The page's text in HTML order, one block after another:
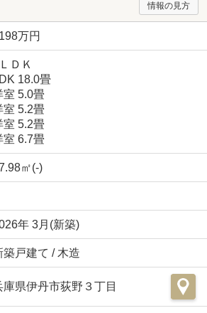
情報の見方
万円
ＤＫ
18.0畳
室 5.0畳
室 5.2畳
室 5.2畳
室 6.7畳
㎡(-)
年 3月(新築)
築戸建て / 木造
庫県伊丹市荻野３丁目